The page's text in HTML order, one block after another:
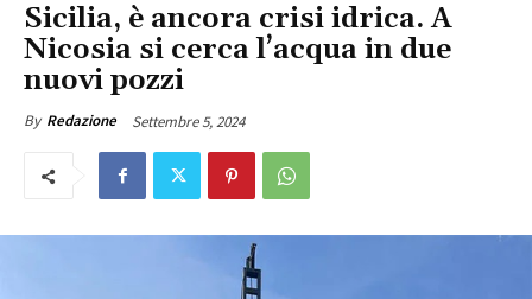
Sicilia, è ancora crisi idrica. A
Nicosia si cerca l’acqua in due
nuovi pozzi
By Redazione Settembre 5, 2024